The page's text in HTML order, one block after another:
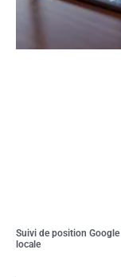
Suivi de position
locale